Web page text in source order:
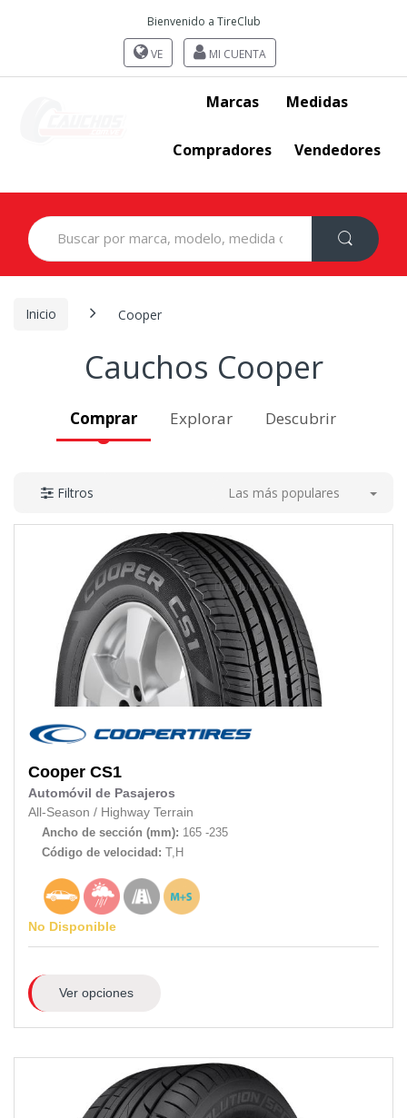
Bienvenido a TireClub
VE MI CUENTA
Marcas Medidas
Compradores Vendedores
Search
for:
Inicio Cooper
Cauchos Cooper
Comprar Explorar Descubrir
Filtros Las más populares
Cooper CS1
Automóvil de Pasajeros
All-Season / Highway Terrain
Ancho de sección (mm): 165 -235
Código de velocidad: T,H
No Disponible
Ver opciones